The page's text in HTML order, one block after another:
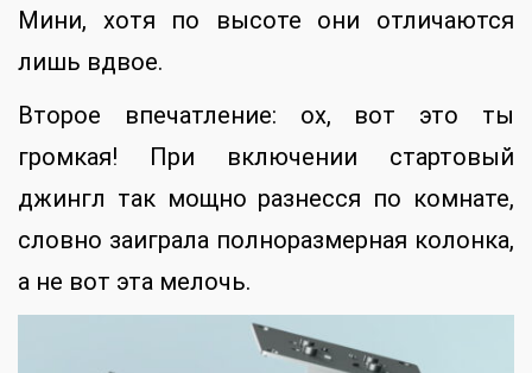
Мини, хотя по высоте они отличаются
лишь вдвое.
Второе впечатление: ох, вот это ты
громкая! При включении стартовый
джингл так мощно разнесся по комнате,
словно заиграла полноразмерная колонка,
а не вот эта мелочь.